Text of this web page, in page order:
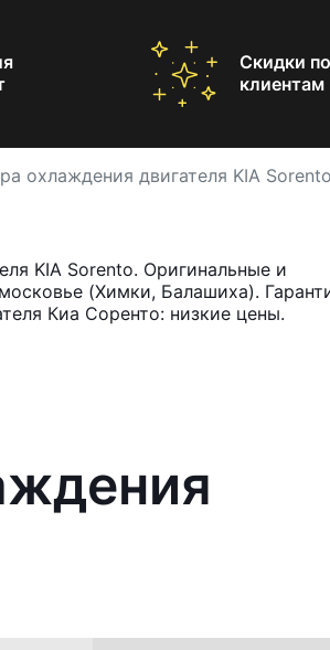
Скидки
клиентам
охлаждения двигателя KIA Sorento
KIA Sorento. Оригинальные и
(Химки, Балашиха).
Киа Соренто: низкие цены.